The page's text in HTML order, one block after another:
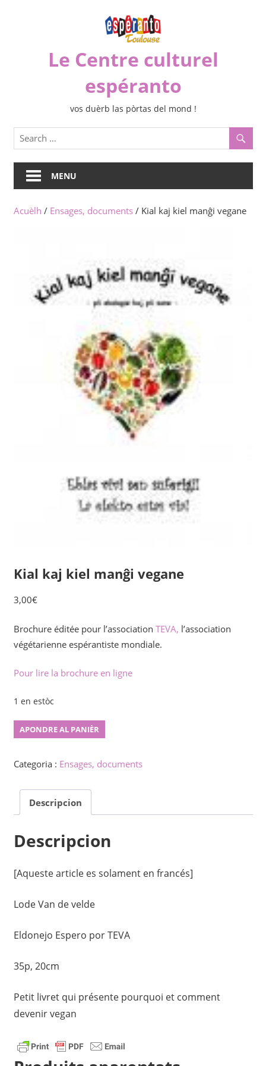
Le Centre culturel
espéranto
vos duèrb las pòrtas del mond !
MENU
Acuèlh / Ensages, documents/ Kial kaj kiel manĝi vegane
Kial kaj kiel manĝi vegane
3,00€
Brochure éditée pour l’association TEVA, l’association
végétarienne espérantiste mondiale.
Pour lire la brochure en ligne
1 en estòc
Kial
kiel
vegane
quantity
APONDRE AL PANIÈR
Categoria : Ensages, documents
Descripcion
Descripcion
[Aqueste article es solament en francés]
Lode Van de velde
Eldonejo Espero por TEVA
35p, 20cm
Petit livret qui présente pourquoi et comment
devenir vegan